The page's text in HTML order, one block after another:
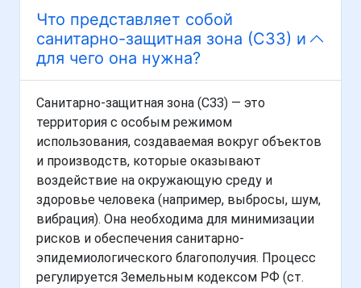
Что представляет собой
санитарно-защитная зона (СЗЗ) и
для чего она нужна?
Санитарно-защитная зона (СЗЗ) — это
территория с особым режимом
использования, создаваемая вокруг объектов
и производств, которые оказывают
воздействие на окружающую среду и
здоровье человека (например, выбросы, шум,
вибрация). Она необходима для минимизации
рисков и обеспечения санитарно-
эпидемиологического благополучия. Процесс
регулируется Земельным кодексом РФ (ст.